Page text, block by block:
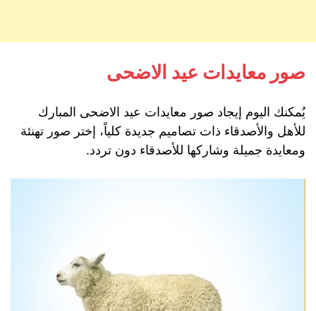
صور معايدات عيد الاضحى
يُمكنك اليوم إيجاد صور معايدات عيد الاضحى المبارك
للأهل والأصدقاء ذات تصاميم جديدة كلياً، إختر صور تهنئة
ومعايدة جميلة وشاركها للأصدقاء دون تردد.